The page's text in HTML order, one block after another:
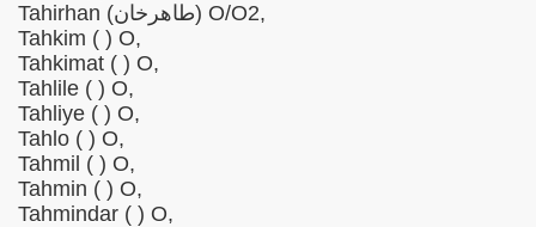
Tahirhan (طاهرخان) O/O2,
Tahkim ( ) O,
Tahkimat ( ) O,
Tahlile ( ) O,
Tahliye ( ) O,
Tahlo ( ) O,
Tahmil ( ) O,
Tahmin ( ) O,
Tahmindar ( ) O,
der Schweriner Seniorenakademie